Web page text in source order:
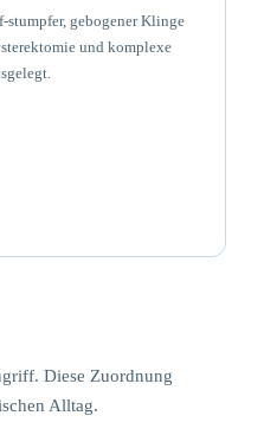
stumpfer, gebogener Klinge
und komplexe
Diese Zuordnung
Alltag.